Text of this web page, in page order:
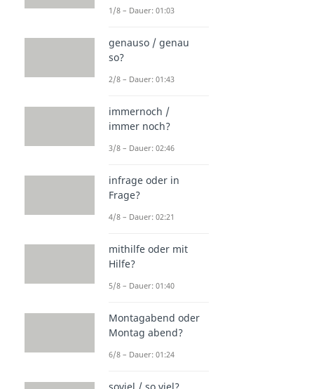
1/8 – Dauer: 01:03
genauso / genau
so?
2/8 – Dauer: 01:43
immernoch /
immer noch?
3/8 – Dauer: 02:46
infrage oder in
Frage?
4/8 – Dauer: 02:21
mithilfe oder mit
Hilfe?
5/8 – Dauer: 01:40
Montagabend oder
Montag abend?
6/8 – Dauer: 01:24